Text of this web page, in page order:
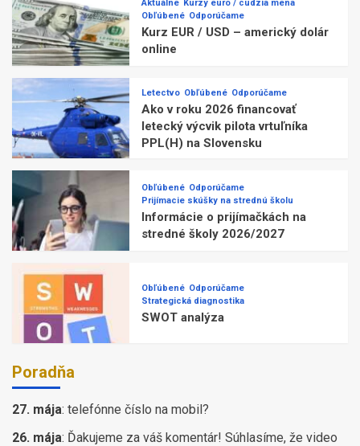
Aktuálne Kurzy euro / cudzia mena
Obľúbené Odporúčame
Kurz EUR / USD – americký dolár
online
Letectvo Obľúbené Odporúčame
Ako v roku 2026 financovať
letecký výcvik pilota vrtuľníka
PPL(H) na Slovensku
Obľúbené Odporúčame
Prijímacie skúšky na strednú školu
Informácie o prijímačkách na
stredné školy 2026/2027
Obľúbené Odporúčame
Strategická diagnostika
SWOT analýza
Poradňa
27. mája: telefónne číslo na mobil?
26. mája: Ďakujeme za váš komentár! Súhlasíme, že video